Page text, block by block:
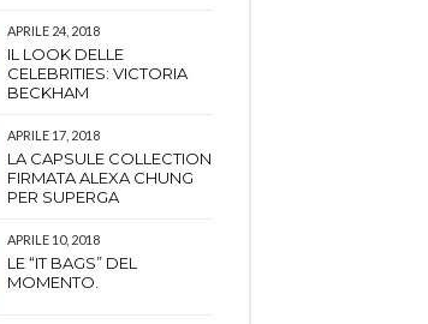
APRILE 24, 2018
IL LOOK DELLE
CELEBRITIES: VICTORIA
BECKHAM
APRILE 17, 2018
LA CAPSULE COLLECTION
FIRMATA ALEXA CHUNG
PER SUPERGA
APRILE 10, 2018
LE “IT BAGS” DEL
MOMENTO.